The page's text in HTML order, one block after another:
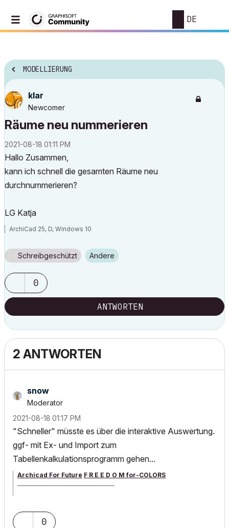
DE
MODELLIERUNG
klar
Newcomer
Räume neu nummerieren
‎2021-08-18 01:11 PM
Hallo Zusammen,
kann ich schnell die gesamten Räume neu
durchnummerieren?
LG Katja
ArchiCad 25, D, Windows 10
Schreibgeschützt Andere
0
ANTWORTEN
2 ANTWORTEN
snow
Moderator
‎2021-08-18 01:17 PM
"Schneller" müsste es über die interaktive Auswertung.
ggf- mit Ex- und Import zum
Tabellenkalkulationsprogramm gehen...
Archicad For Future F R E E D O M for-COLORS
0